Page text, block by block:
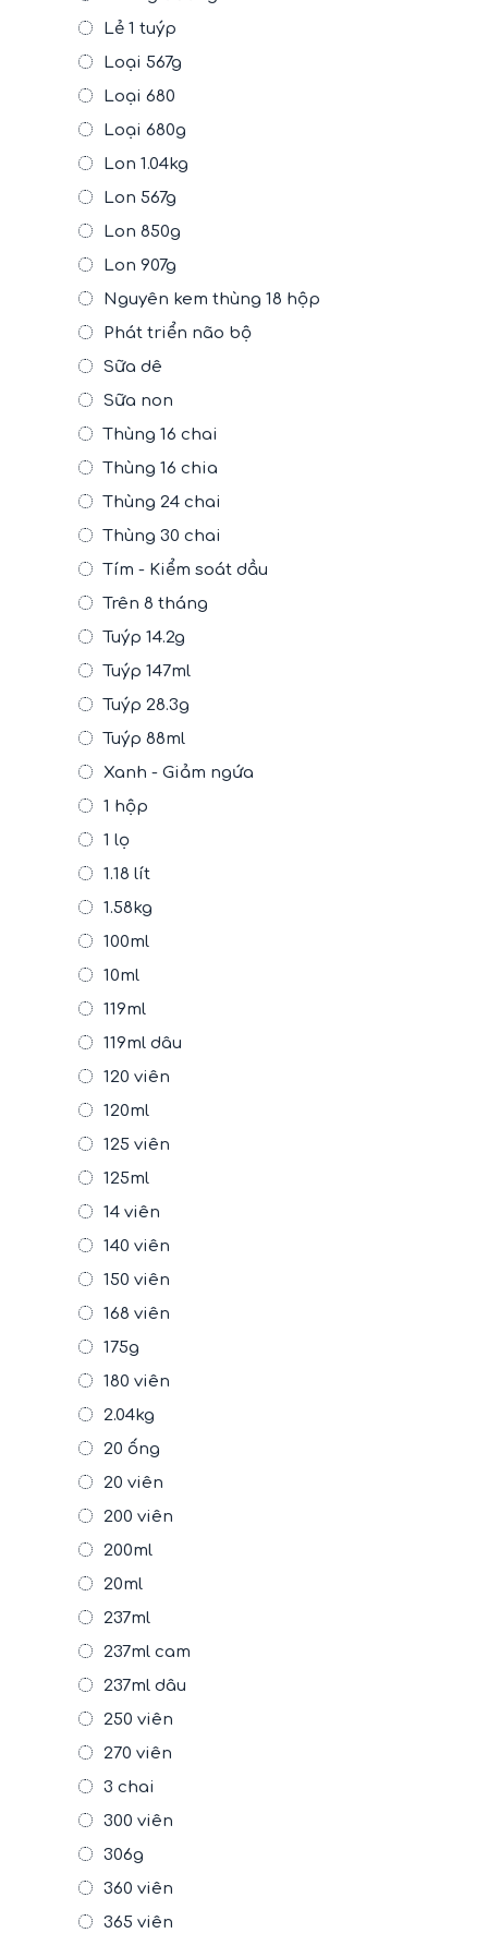
Lẻ 1 tuýp
Loại 567g
Loại 680
Loại 680g
Lon 1.04kg
Lon 567g
Lon 850g
Lon 907g
Nguyên kem thùng 18 hộp
Phát triển não bộ
Sữa dê
Sữa non
Thùng 16 chai
Thùng 16 chia
Thùng 24 chai
Thùng 30 chai
Tím - Kiểm soát dầu
Trên 8 tháng
Tuýp 14.2g
Tuýp 147ml
Tuýp 28.3g
Tuýp 88ml
Xanh - Giảm ngứa
1 hộp
1 lọ
1.18 lít
1.58kg
100ml
10ml
119ml
119ml dâu
120 viên
120ml
125 viên
125ml
14 viên
140 viên
150 viên
168 viên
175g
180 viên
2.04kg
20 ống
20 viên
200 viên
200ml
20ml
237ml
237ml cam
237ml dâu
250 viên
270 viên
3 chai
300 viên
306g
360 viên
365 viên